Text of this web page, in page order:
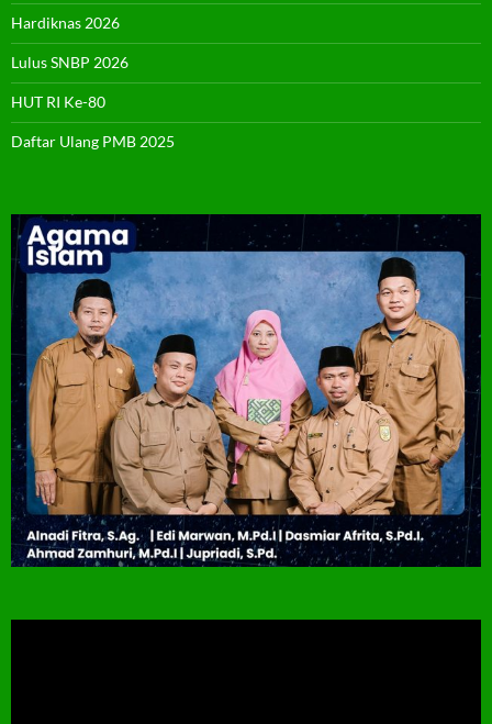
Hardiknas 2026
Lulus SNBP 2026
HUT RI Ke-80
Daftar Ulang PMB 2025